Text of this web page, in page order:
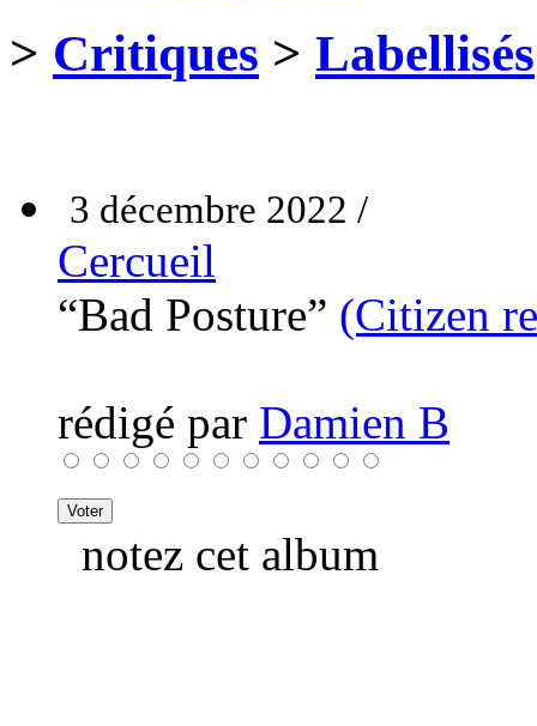
> Critiques > Labellisés
3 décembre 2022 /
Cercueil
“Bad Posture” (Citizen
rédigé par Damien B
notez cet album